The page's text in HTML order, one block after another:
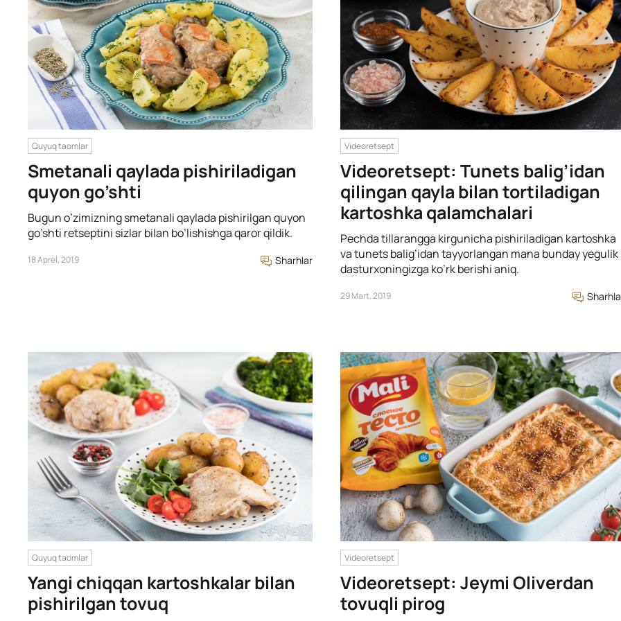
Quyuq taomlar
Smetanali qaylada pishiriladigan
quyon go’shti
Bugun o’zimizning smetanali qaylada pishirilgan quyon
go’shti retseptini sizlar bilan bo’lishishga qaror qildik.
18 Aprel, 2019 Sharhlar
Videoretsept
Videoretsept: Tunets balig’idan
qilingan qayla bilan tortiladigan
kartoshka qalamchalari
Pechda tillarangga kirgunicha pishiriladigan kartoshka
va tunets balig’idan tayyorlangan mana bunday yegulik
dasturxoningizga ko’rk berishi aniq.
29 Mart, 2019
Quyuq taomlar
Yangi chiqqan kartoshkalar bilan
pishirilgan tovuq
Videoretsept
Videoretsept: Jeymi Oliverdan
tovuqli pirog